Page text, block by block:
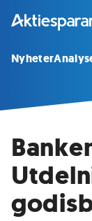
Nyheter